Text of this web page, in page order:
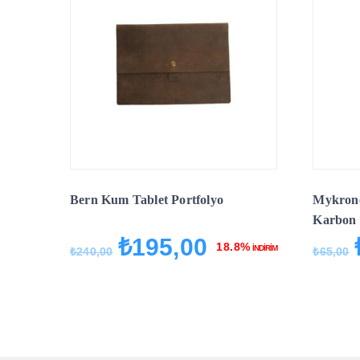
Bern Kum Tablet Portfolyo
₺240,00 Orijinal
₺195,00 Şu
18.8% İNDİRİM
Karbon
₺65,00